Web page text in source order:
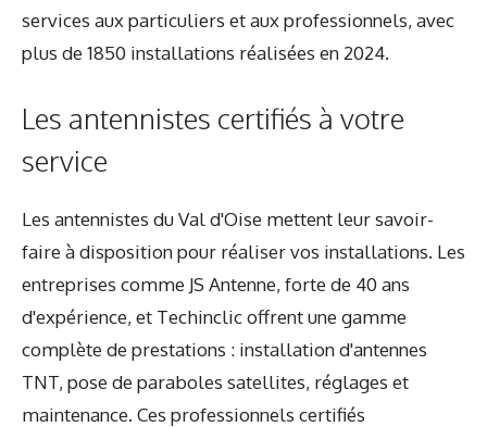
services aux particuliers et aux professionnels, avec
plus de 1850 installations réalisées en 2024.
Les antennistes certifiés à votre
service
Les antennistes du Val d'Oise mettent leur savoir-
faire à disposition pour réaliser vos installations. Les
entreprises comme JS Antenne, forte de 40 ans
d'expérience, et Techinclic offrent une gamme
complète de prestations : installation d'antennes
TNT, pose de paraboles satellites, réglages et
maintenance. Ces professionnels certifiés